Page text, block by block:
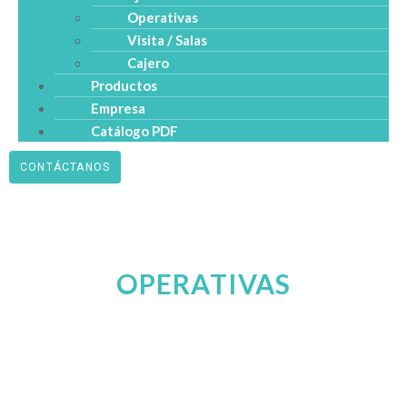
Operativas
Visita / Salas
Cajero
Productos
Empresa
Catálogo PDF
CONTÁCTANOS
OPERATIVAS